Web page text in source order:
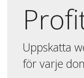
Uppskatta
för varje